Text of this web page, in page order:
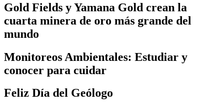
Gold Fields y Yamana Gold crean la
cuarta minera de oro más grande del
mundo
Monitoreos Ambientales: Estudiar y
conocer para cuidar
Feliz Día del Geólogo